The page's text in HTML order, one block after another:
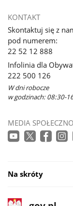
KONTAKT
Skontaktuj się z
pod numerem:
22 52 12 888
Infolinia dla
222 500 126
W dni robocze
w godzinach: 08:30-
MEDIA
Na skróty
stopka